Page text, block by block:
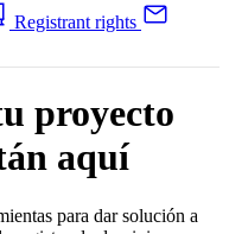
Registrant rights
proyecto
aquí
para dar solución a